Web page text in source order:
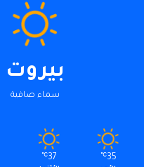
بيروت
سماء صافية
35
℃
37
℃